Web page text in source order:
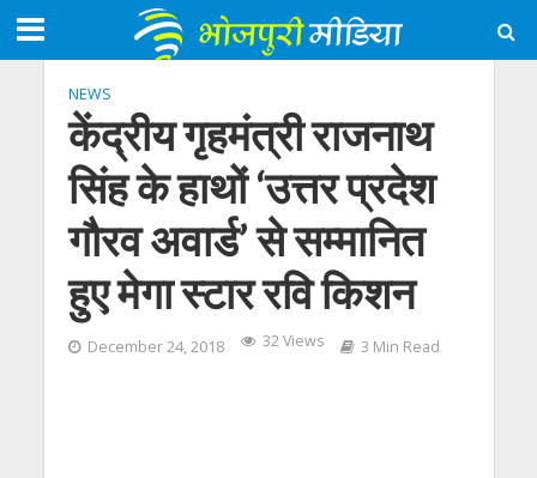
NEWS
केंद्रीय गृहमंत्री राजनाथ
सिंह के हाथों ‘उत्तर प्रदेश
गौरव अवार्ड’ से सम्‍मानित
हुए मेगा स्‍टार रवि किशन
December 24, 2018 32 Views 3 Min Read